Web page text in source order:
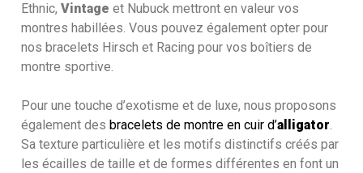
Ethnic,Vintage et Nubuck mettront en valeur vos
montres habillées. Vous pouvez également opter pour
nos bracelets Hirsch et Racing pour vos boîtiers de
montre sportive.
Pour une touche d’exotisme et de luxe, nous proposons
également desbracelets de montre en cuir d’alligator.
Sa texture particulière et les motifs distinctifs créés par
les écailles de taille et de formes différentes en font un